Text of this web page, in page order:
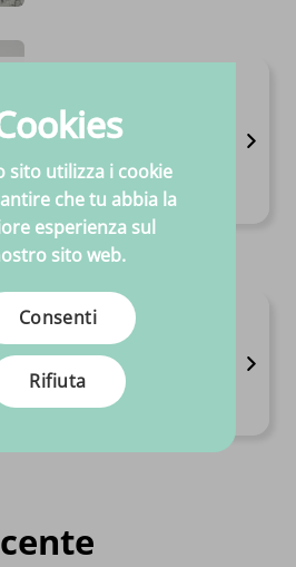
sempre competitivi
sempre rapida
1 M² (1 cm di spessore)
in 1 varianti
sempre competitivi
sito utilizza i cookie
che tu abbia la
esperienza sul
sito web.
Consenti
Rifiuta